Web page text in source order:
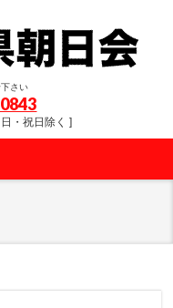
さい
・祝日除く ]